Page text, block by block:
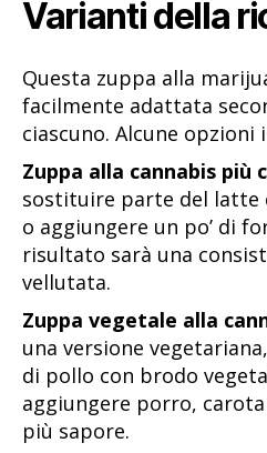
Varianti della
Questa zuppa alla
facilmente adattata
ciascuno. Alcune opzioni
Zuppa alla cannabis più
sostituire parte del latte
o aggiungere un po’ di
risultato sarà una
vellutata.
Zuppa vegetale alla
una versione
di pollo con brodo
aggiungere porro,
più sapore.